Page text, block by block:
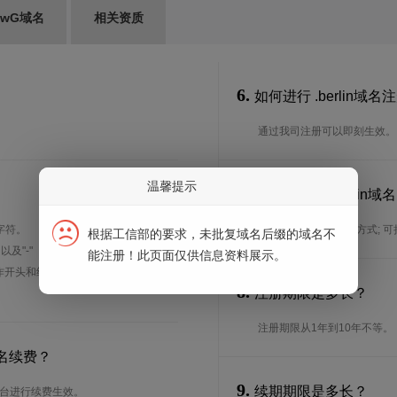
域名 相关资质
。
及"-"（英文中的连词号，即中横
头和结尾。注*中文域名实际是
续费？
进行续费生效。
6. 如何进行 .berlin域名
通过我司注册可以即刻生效。
谁可以注册 .berlin域
特殊要求:需本地联络方式;
8. 注册期限是多长？
注册期限从1年到10年不等。
9. 续期期限是多长？
温馨提示
根据工信部的要求，未批复域名后缀的域名不
能注册！此页面仅供信息资料展示。